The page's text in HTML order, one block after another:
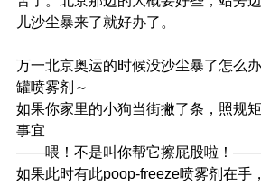
儿沙尘暴来了就好办了。
万一北京奥运的时候没沙尘暴了怎么
罐喷雾剂～
如果你家里的小狗当街撇了条，照规
事宜
——喂！不是叫你帮它擦屁股啦！——
如果此时有此poop-freeze喷雾剂在手